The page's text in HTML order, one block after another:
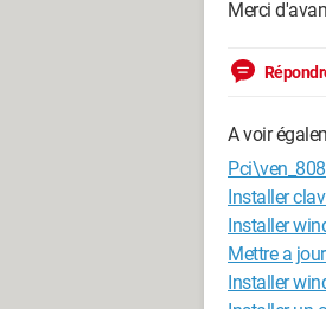
Merci
A voir
Installer
Installer
Mettre a
Installer